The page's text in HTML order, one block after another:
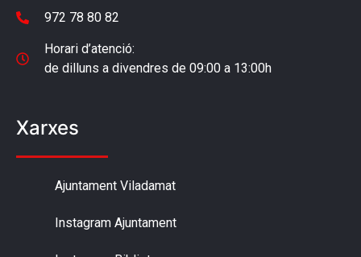
972 78 80 82
Horari d’atenció:
de dilluns a divendres de 09:00 a 13:00h
Xarxes
Ajuntament Viladamat
Instagram Ajuntament